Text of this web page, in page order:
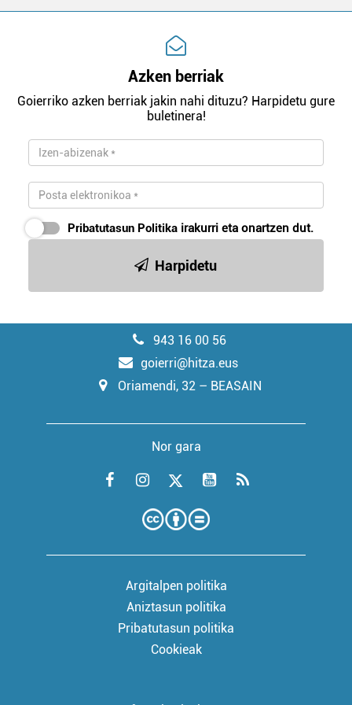
Azken berriak
Goierriko azken berriak jakin nahi dituzu? Harpidetu gure
buletinera!
Pribatutasun Politika irakurri eta onartzen dut.
Harpidetu
943 16 00 56
goierri@hitza.eus
Oriamendi, 32 – BEASAIN
Nor gara
Argitalpen politika
Aniztasun politika
Pribatutasun politika
Cookieak